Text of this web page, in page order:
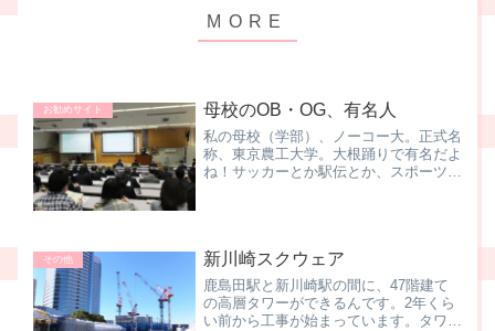
お勧めサイト 母校のOB・OG、有名人
私の母校（学部）、ノーコー大。正式名
称、東京農工大学。大根踊りで有名だよ
ね！サッカーとか駅伝とか、スポーツが
その他 新川崎スクウェア
鹿島田駅と新川崎駅の間に、47階建て
の高層タワーができるんです。2年くら
い前から工事が始まっています。タワー